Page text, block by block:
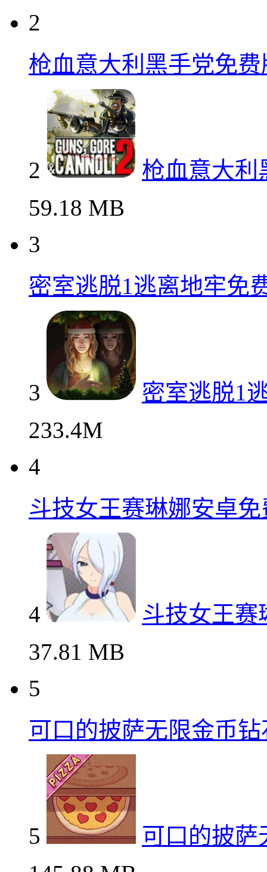
2
枪血意大利黑手党免
2
枪血意大利
59.18 MB
3
密室逃脱1逃离地牢免
3
密室逃脱1
233.4M
4
斗技女王赛琳娜安卓
4
斗技女王赛
37.81 MB
5
可口的披萨无限金币
5
可口的披萨